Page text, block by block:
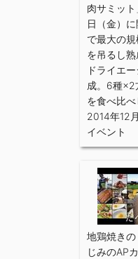
肉サミッ
日（金）
で最大の
を吊るし
ドライエ
成。6種×2
を食べ比べ
2014年12
イベント
地鶏焼き
じみのAP